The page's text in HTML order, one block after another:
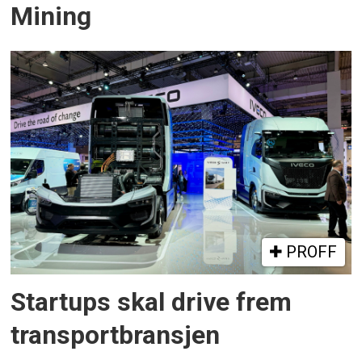
Mining
PROFF
Startups skal drive frem
transportbransjen